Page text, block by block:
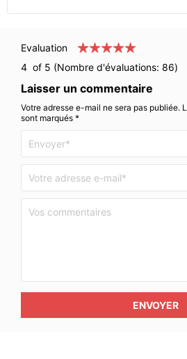
Evaluation
4 of 5 (Nombre d'évaluations: 86)
Laisser un commentaire
Votre adresse e-mail ne sera pas publiée.
sont marqués *
ENVOYER